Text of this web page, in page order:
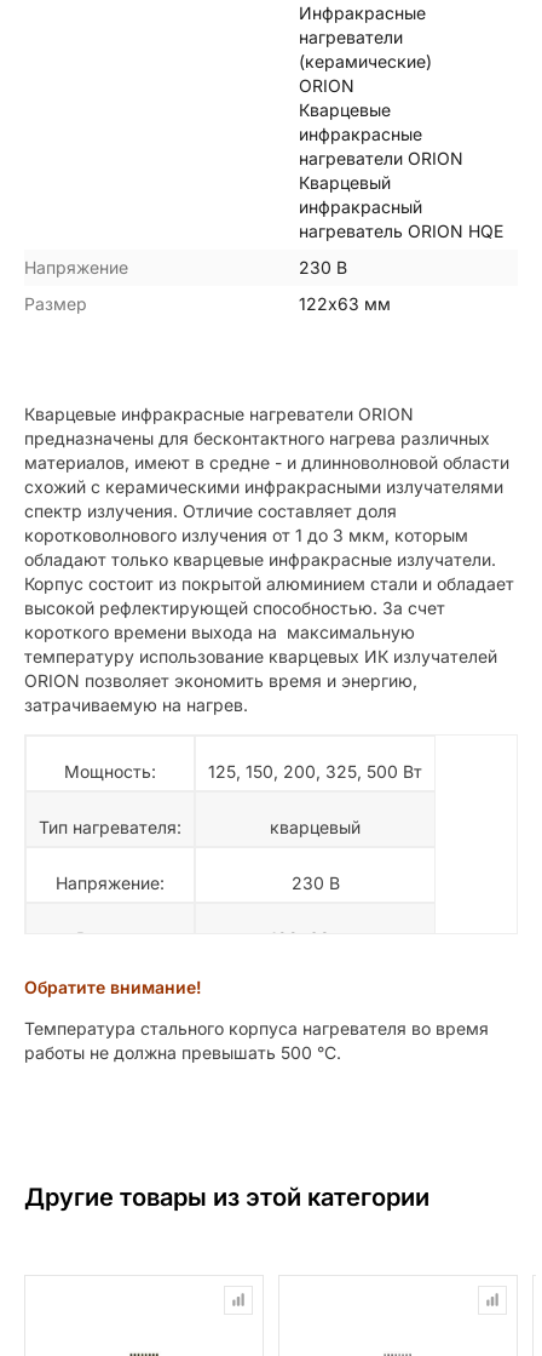
Инфракрасные
нагреватели
(керамические)
ORION
Кварцевые
инфракрасные
нагреватели ORION
Кварцевый
инфракрасный
нагреватель ORION HQE
Напряжение
230 В
Размер
122х63 мм
Кварцевые инфракрасные нагреватели ORION
предназначены для бесконтактного нагрева различных
материалов, имеют в средне - и длинноволновой области
схожий с керамическими инфракрасными излучателями
спектр излучения. Отличие составляет доля
коротковолнового излучения от 1 до 3 мкм, которым
обладают только кварцевые инфракрасные излучатели.
Корпус состоит из покрытой алюминием стали и обладает
высокой рефлектирующей способностью. За счет
короткого времени выхода на максимальную
температуру использование кварцевых ИК излучателей
ORION позволяет экономить время и энергию,
затрачиваемую на нагрев.
Мощность: 125, 150, 200, 325, 500 Вт
Тип нагревателя: кварцевый
Напряжение: 230 В
Размер: 122х63 мм
Корпус:
Обратите внимание!
Температура стального корпуса нагревателя во время
работы не должна превышать 500 °C.
Другие товары из этой категории